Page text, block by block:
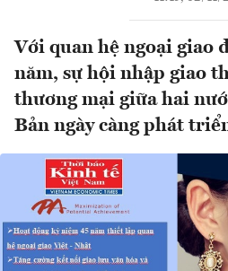
Với quan hệ ngoại giao
năm, sự hội nhập giao
thương mại giữa hai
Bản ngày càng phát